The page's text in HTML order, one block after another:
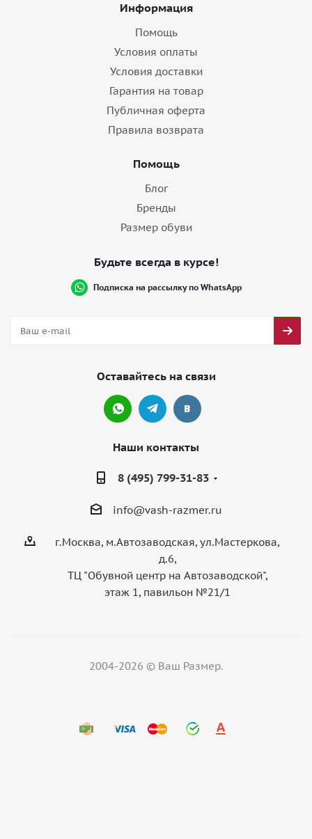
Информация
Помощь
Условия оплаты
Условия доставки
Гарантия на товар
Публичная оферта
Правила возврата
Помощь
Блог
Бренды
Размер обуви
Будьте всегда в курсе!
Подписка на рассылку по WhatsApp
Оставайтесь на связи
Наши контакты
8 (495) 799-31-83
info@vash-razmer.ru
г.Москва, м.Автозаводская, ул.Мастеркова,
д.6,
ТЦ "Обувной центр на Автозаводской",
этаж 1, павильон №21/1
2004-2026 © Ваш Размер.